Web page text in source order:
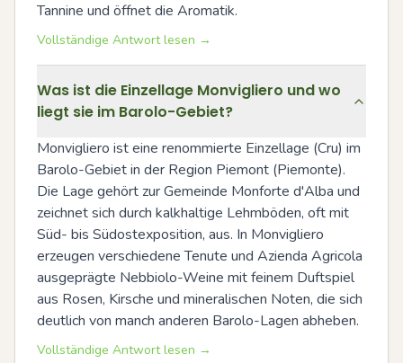
Tannine und öffnet die Aromatik.
Vollständige Antwort lesen →
Was ist die Einzellage Monvigliero und wo
liegt sie im Barolo-Gebiet?
Monvigliero ist eine renommierte Einzellage (Cru) im
Barolo-Gebiet in der Region Piemont (Piemonte).
Die Lage gehört zur Gemeinde Monforte d'Alba und
zeichnet sich durch kalkhaltige Lehmböden, oft mit
Süd- bis Südostexposition, aus. In Monvigliero
erzeugen verschiedene Tenute und Azienda Agricola
ausgeprägte Nebbiolo-Weine mit feinem Duftspiel
aus Rosen, Kirsche und mineralischen Noten, die sich
deutlich von manch anderen Barolo-Lagen abheben.
Vollständige Antwort lesen →